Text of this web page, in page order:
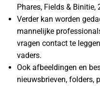
Phares, Fields & Binitie,
Verder kan worden
mannelijke
vragen contact te
vaders.
Ook afbeeldingen en
nieuwsbrieven, folders,